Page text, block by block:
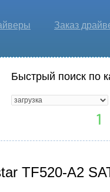
Заказ
Быстрый поиск по
TF520-A2